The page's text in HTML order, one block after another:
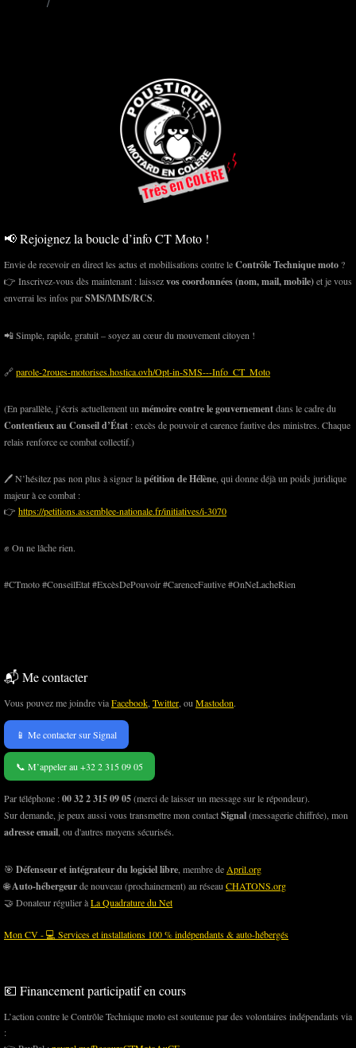
📢 Rejoignez la boucle d’info CT Moto !
Envie de recevoir en direct les actus et mobilisations contre leContrôle Technique moto ?
👉 Inscrivez-vous dès maintenant : laissezvos coordonnées (nom, mail, mobile)et je vous
enverrai les infos parSMS/MMS/RCS.
📲 Simple, rapide, gratuit – soyez au cœur du mouvement citoyen !
🔗parole-2roues-motorises.hostica.ovh/Opt-in-SMS---Info_CT_Moto
(En parallèle, j’écris actuellement unmémoire contre le gouvernementdans le cadre du
Contentieux au Conseil d’État : excès de pouvoir et carence fautive des ministres. Chaque
relais renforce ce combat collectif.)
🖊️ N’hésitez pas non plus à signer lapétition de Hélène, qui donne déjà un poids juridique
majeur à ce combat :
👉 https://petitions.assemblee-nationale.fr/initiatives/i-3070
✊ On ne lâche rien.
#CTmoto #ConseilEtat #ExcèsDePouvoir #CarenceFautive #OnNeLacheRien
📬 Me contacter
Vous pouvez me joindre viaFacebook,Twitter, ouMastodon.
📱 Me contacter sur Signal
📞 M’appeler au +32 2 315 09 05
Par téléphone :00 32 2 315 09 05(merci de laisser un message sur le répondeur).
Sur demande, je peux aussi vous transmettre mon contactSignal(messagerie chiffrée), mon
adresse email, ou d'autres moyens sécurisés.
🎯 Défenseur et intégrateur du logiciel libre, membre deApril.org
🌐Auto-hébergeurde nouveau (prochainement) au réseauCHATONS.org
🤝 Donateur régulier àLa Quadrature du Net
Mon CV - 💻 Services et installations 100 % indépendants & auto-hébergés
💶 Financement participatif en cours
L’action contre le Contrôle Technique moto est soutenue par des volontaires indépendants via
: